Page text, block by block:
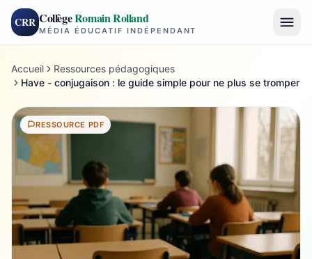
CRR CollègeRomain Rolland
MÉDIA ÉDUCATIF INDÉPENDANT
Accueil
Ressources pédagogiques
Have - conjugaison : le guide simple pour ne plus se tromper
RESSOURCE PDF